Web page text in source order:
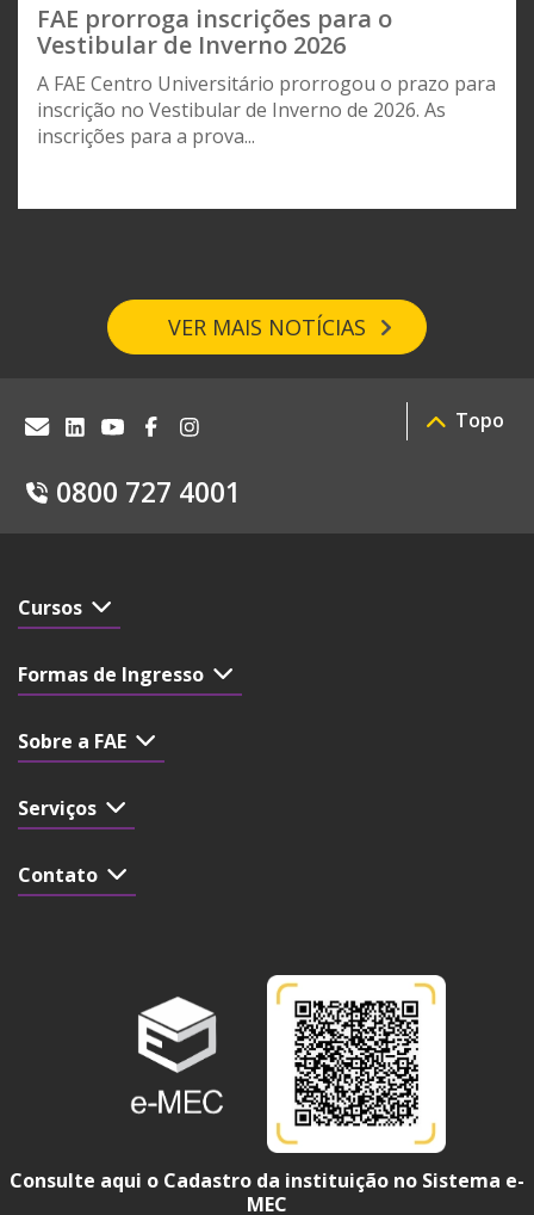
FAE prorroga inscrições para o
Vestibular de Inverno 2026
A FAE Centro Universitário prorrogou o prazo para
inscrição no Vestibular de Inverno de 2026. As
inscrições para a prova...
VER MAIS NOTÍCIAS
0800 727 4001
Topo
Cursos
Formas de Ingresso
Sobre a FAE
Serviços
Contato
Consulte aqui o Cadastro da instituição no Sistema e-
MEC